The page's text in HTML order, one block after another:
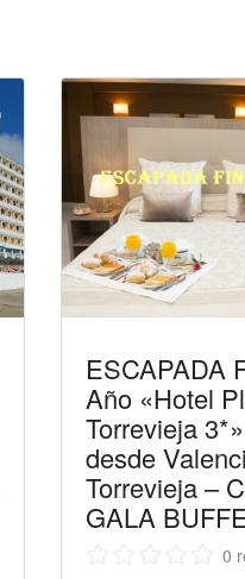
ESCAPADA
Año «Hotel
Torrevieja
desde
Torrevieja –
GALA
0